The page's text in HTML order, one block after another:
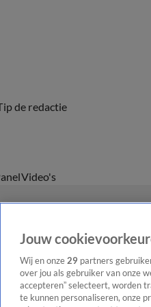
de redactie
Video's
Jouw
Wij en onze 29 partners
over jou als gebruiker van onze
accepteren” selecteert, worden
te kunnen personaliseren, onze